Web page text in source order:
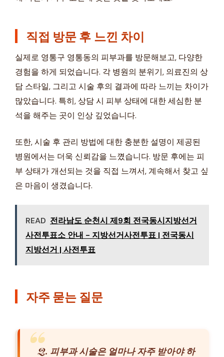
직접 방문 후 느낀 차이
실제로 영통구 영통동의 피부과를 방문해보고, 다양한
경험을 하게 되었습니다. 각 병원의 분위기, 의료진의 상
담 스타일, 그리고 시술 후의 결과에 따라 느끼는 차이가
많았습니다. 특히, 상담 시 피부 상태에 대한 세심한 분
석을 해주는 곳이 인상 깊었습니다.
또한, 시술 후 관리 방법에 대한 충분한 설명이 제공된
병원에서는 더욱 신뢰감을 느꼈습니다. 방문 후에는 피
부 상태가 개선되는 것을 직접 느껴서, 계속해서 찾고 싶
은 마음이 생겼습니다.
READ 전라남도 순천시 제9회 전국동시지방선거
사전투표소 안내 - 지방선거사전투표 | 전국동시
지방선거 | 사전투표
자주 묻는 질문
Q. 피부과 시술은 얼마나 자주 받아야 하